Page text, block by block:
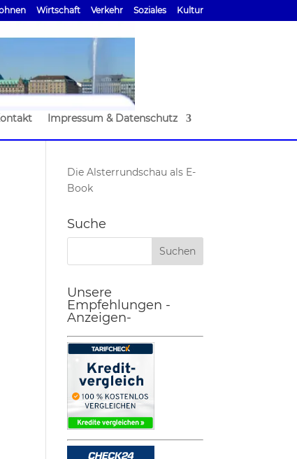
Wirtschaft Verkehr Soziales Kultur
Impressum & Datenschutz
Die Alsterrundschau als E-
Book
Suche
Unsere
Empfehlungen -
Anzeigen-